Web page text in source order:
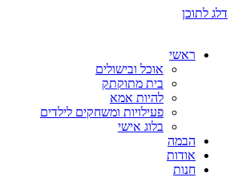
דלג לתוכן
ראשי
אוכל ובישולים
בית מתוקתק
להיות אמא
פעילויות ומשחקים לילדים
בלוג אישי
הבמה
אודות
חנות